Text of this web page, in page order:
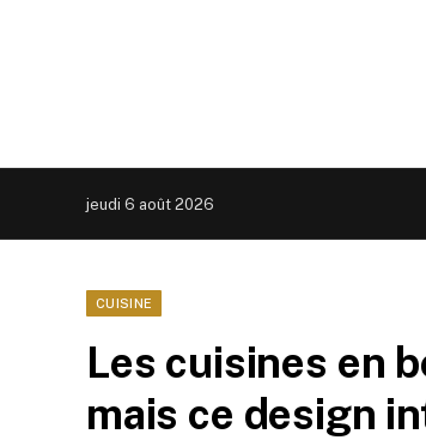
jeudi 6 août 2026
CUISINE
Les cuisines en
mais ce design